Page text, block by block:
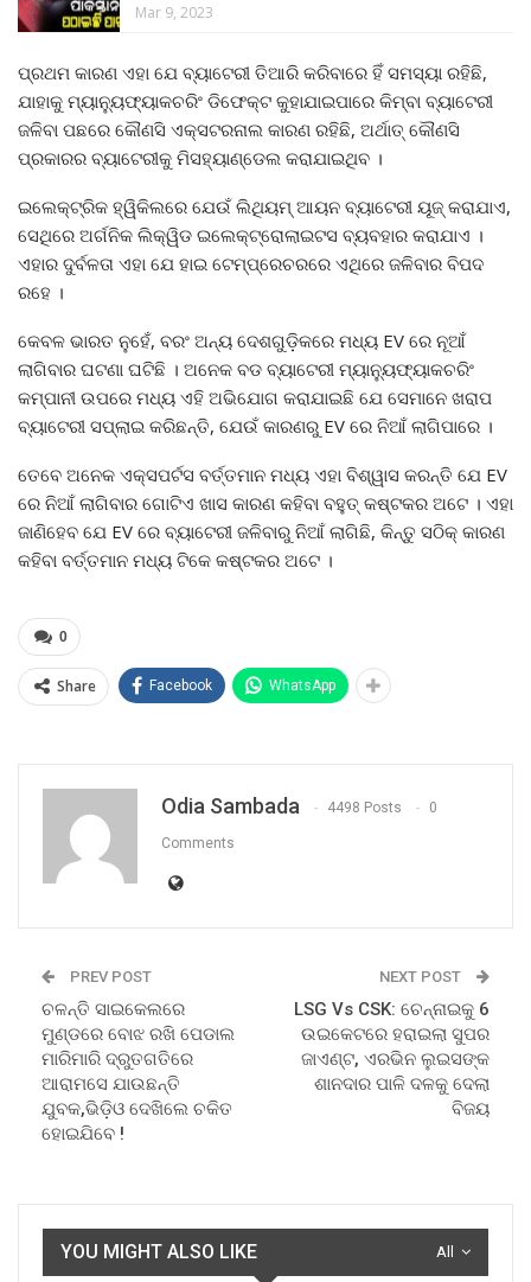
Mar 9, 2023
ପ୍ରଥମ କାରଣ ଏହା ଯେ ବ୍ୟାଟେରୀ ତିଆରି କରିବାରେ ହିଁ ସମସ୍ୟା ରହିଛି,
ଯାହାକୁ ମ୍ୟାନ୍ୟୁଫ୍ୟାକଚରିଂ ଡିଫେକ୍ଟ କୁହାଯାଇପାରେ କିମ୍ବା ବ୍ୟାଟେରୀ
ଜଳିବା ପଛରେ କୌଣସି ଏକ୍ସଟରନାଲ କାରଣ ରହିଛି, ଅର୍ଥାତ୍ କୌଣସି
ପ୍ରକାରର ବ୍ୟାଟେରୀକୁ ମିସହ୍ୟାଣ୍ଡେଲ କରାଯାଇଥିବ ।
ଇଲେକ୍ଟ୍ରିକ ହ୍ୱିକିଲରେ ଯେଉଁ ଲିଥିୟମ୍ ଆୟନ ବ୍ୟାଟେରୀ ୟୂଜ୍ କରାଯାଏ,
ସେଥିରେ ଅର୍ଗନିକ ଲିକ୍ୱିଡ ଇଲେକ୍ଟ୍ରୋଲାଇଟସ ବ୍ୟବହାର କରାଯାଏ ।
ଏହାର ଦୁର୍ବଳତା ଏହା ଯେ ହାଇ ଟେମ୍ପ୍ରେଚରରେ ଏଥିରେ ଜଳିବାର ବିପଦ
ରହେ ।
କେବଳ ଭାରତ ନୁହେଁ, ବରଂ ଅନ୍ୟ ଦେଶଗୁଡ଼ିକରେ ମଧ୍ୟ EV ରେ ନୂଆଁ
ଲାଗିବାର ଘଟଣା ଘଟିଛି । ଅନେକ ବଡ ବ୍ୟାଟେରୀ ମ୍ୟାନ୍ୟୁଫ୍ୟାକଚରିଂ
କମ୍ପାନୀ ଉପରେ ମଧ୍ୟ ଏହି ଅଭିଯୋଗ କରାଯାଇଛି ଯେ ସେମାନେ ଖରାପ
ବ୍ୟାଟେରୀ ସପ୍ଲାଇ କରିଛନ୍ତି, ଯେଉଁ କାରଣରୁ EV ରେ ନିଆଁ ଲାଗିପାରେ ।
ତେବେ ଅନେକ ଏକ୍ସପର୍ଟସ ବର୍ତ୍ତମାନ ମଧ୍ୟ ଏହା ବିଶ୍ୱାସ କରନ୍ତି ଯେ EV
ରେ ନିଆଁ ଲାଗିବାର ଗୋଟିଏ ଖାସ କାରଣ କହିବା ବହୁତ୍ କଷ୍ଟକର ଅଟେ । ଏହା
ଜାଣିହେବ ଯେ EV ରେ ବ୍ୟାଟେରୀ ଜଳିବାରୁ ନିଆଁ ଲାଗିଛି, କିନ୍ତୁ ସଠିକ୍ କାରଣ
କହିବା ବର୍ତ୍ତମାନ ମଧ୍ୟ ଟିକେ କଷ୍ଟକର ଅଟେ ।
0
Share Facebook WhatsApp
Odia Sambada 4498 Posts 0
Comments
PREV POST
ଚଳନ୍ତି ସାଇକେଲରେ
ମୁଣ୍ଡରେ ବୋଝ ରଖି ପେଡାଲ
ମାରିମାରି ଦ୍ରୁତଗତିରେ
ଆରାମସେ ଯାଉଛନ୍ତି
ଯୁବକ,ଭିଡ଼ିଓ ଦେଖିଲେ ଚକିତ
ହୋଇଯିବେ !
NEXT POST
LSG Vs CSK: ଚେନ୍ନାଇକୁ 6
ଉଇକେଟରେ ହରାଇଲା ସୁପର
ଜାଏଣ୍ଟ, ଏରଭିନ ଲୁଇସଙ୍କ
ଶାନଦାର ପାଳି ଦଳକୁ ଦେଲା
ବିଜୟ
All
YOU MIGHT ALSO LIKE